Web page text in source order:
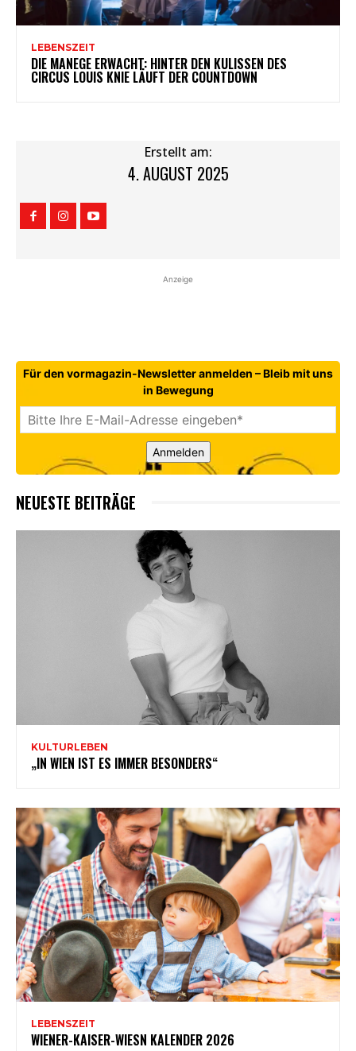
LEBENSZEIT
DIE MANEGE ERWACHT: HINTER DEN KULISSEN DES
CIRCUS LOUIS KNIE LÄUFT DER COUNTDOWN
Erstellt am:
4. AUGUST 2025
Anzeige
Für den vormagazin-Newsletter anmelden – Bleib mit uns
in Bewegung
Anmelden
NEUESTE BEITRÄGE
KULTURLEBEN
„IN WIEN IST ES IMMER BESONDERS“
LEBENSZEIT
WIENER-KAISER-WIESN KALENDER 2026